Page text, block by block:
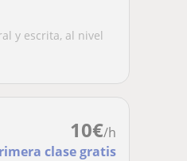
y escrita, al nivel
10€/h
clase gratis